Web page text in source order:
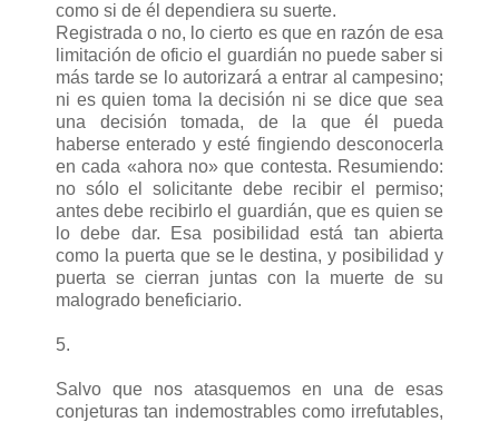
como si de él dependiera su suerte.
Registrada o no, lo cierto es que en razón de esa
limitación de oficio el guardián no puede saber si
más tarde se lo autorizará a entrar al campesino;
ni es quien toma la decisión ni se dice que sea
una decisión tomada, de la que él pueda
haberse enterado y esté fingiendo desconocerla
en cada «ahora no» que contesta. Resumiendo:
no sólo el solicitante debe recibir el permiso;
antes debe recibirlo el guardián, que es quien se
lo debe dar. Esa posibilidad está tan abierta
como la puerta que se le destina, y posibilidad y
puerta se cierran juntas con la muerte de su
malogrado beneficiario.
5.
Salvo que nos atasquemos en una de esas
conjeturas tan indemostrables como irrefutables,